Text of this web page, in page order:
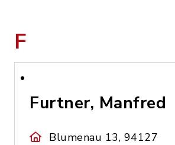
F
Furtner, Manfred
Blumenau 13, 94127